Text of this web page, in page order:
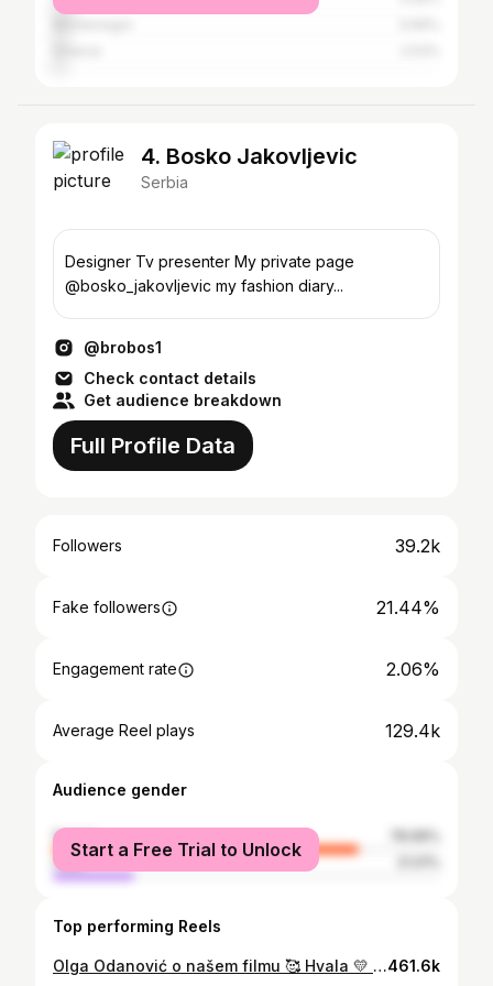
4. Bosko Jakovljevic
Serbia
Designer Tv presenter My private page
@bosko_jakovljevic my fashion diary...
@brobos1
Check contact details
Get audience breakdown
Full Profile Data
Followers 39.2k
Fake followers 21.44%
Engagement rate 2.06%
Average Reel plays 129.4k
Audience gender
female
male
Start a Free Trial to Unlock
Top performing Reels
Olga Odanović o našem filmu 🥰 Hvala 💛 ,,Za danas toliko'' je i dalje u bioskopima 🎬 Jer, lepše je u bioskopu 🍀 #zadanastoliko461.6k